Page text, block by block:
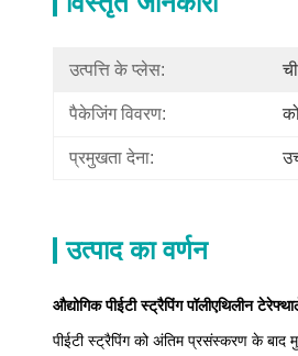
उत्पत्ति के प्लेस:
पैकेजिंग विवरण:
प्रमुखता देना:
उत्पाद का वर्णन
औद्योगिक पीईटी स्ट्रैपिंग पॉलीएथिलीन
पीईटी स्ट्रैपिंग को अंतिम प्रसंस्करण के बाद